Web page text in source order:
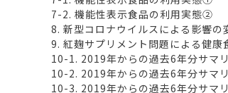
7-2. 機能性表示食品の利用実態②
8. 新型コロナウイルスによる影響の
9. 紅麹サプリメント問題による健
10-1. 2019年からの過去6年分サマ
10-2. 2019年からの過去6年分サマ
10-3. 2019年からの過去6年分サマ